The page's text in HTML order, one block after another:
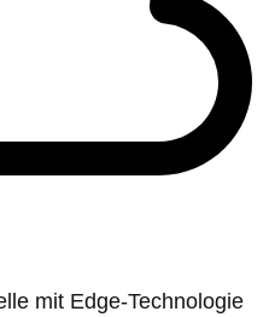
mit Edge-Technologie